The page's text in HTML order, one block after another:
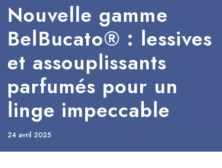
Nouvelle gamme
BelBucato® : lessives
et assouplissants
parfumés pour un
linge impeccable
24 avril 2025